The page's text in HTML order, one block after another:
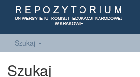
Szukaj
Szukaj